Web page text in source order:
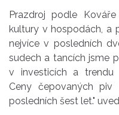
Prazdroj podle
kultury v hospodách, a
nejvíce v posledních
sudech a tancích jsme
v investicích a trendu
Ceny čepovaných
posledních šest let."